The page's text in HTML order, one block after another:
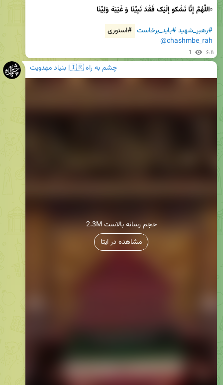
▫️اللَّهُمَّ إِنَّا نَشْکو إِلَیْک فَقْدَ نَبِیِّنَا وَ غَیْبَهَ وَلِیِّنَا
#رهبر_شهید#باید_برخاست #استوری
@chashmbe_rah
1 ۶:۱۱
چشم به راه 🇮🇷| بنیاد مهدویت
2.3M حجم رسانه بالاست
مشاهده در ایتا